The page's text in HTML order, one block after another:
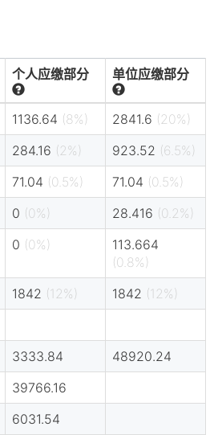
个人应缴部分 单位应缴部分
1136.64 (8%) 2841.6 (20%)
284.16 (2%) 923.52 (6.5%)
71.04 (0.5%) 71.04 (0.5%)
0 (0%) 28.416 (0.2%)
0 (0%)
113.664
(0.8%)
1842 (12%) 1842 (12%)
3333.84
48920.24
39766.16
6031.54